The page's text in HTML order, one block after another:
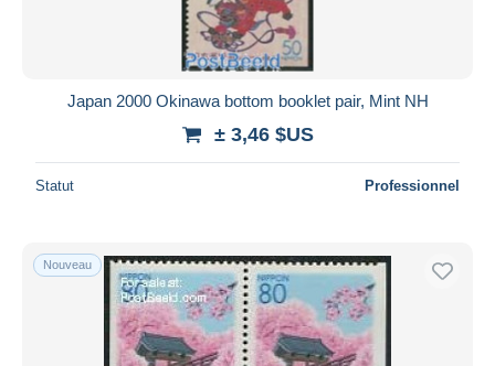
Japan 2000 Okinawa bottom booklet pair, Mint NH
± 3,46 $US
Statut Professionnel
Nouveau